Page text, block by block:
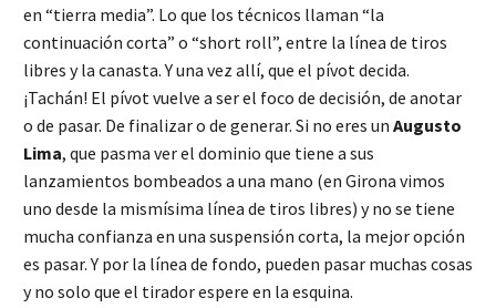
en “tierra media”. Lo que los técnicos llaman “la
continuación corta” o “short roll”, entre la línea de tiros
libres y la canasta. Y una vez allí, que el pívot decida.
¡Tachán! El pívot vuelve a ser el foco de decisión, de anotar
o de pasar. De finalizar o de generar. Si no eres un Augusto
Lima, que pasma ver el dominio que tiene a sus
lanzamientos bombeados a una mano (en Girona vimos
uno desde la mismísima línea de tiros libres) y no se tiene
mucha confianza en una suspensión corta, la mejor opción
es pasar. Y por la línea de fondo, pueden pasar muchas cosas
y no solo que el tirador espere en la esquina.